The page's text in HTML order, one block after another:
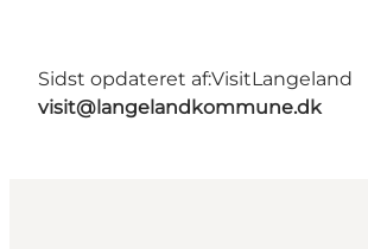
Sidst opdateret af:VisitLangeland
visit@langelandkommune.dk